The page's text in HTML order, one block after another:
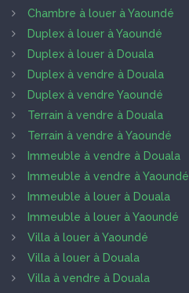
Chambre à louer à Yaoundé
Duplex à louer à Yaoundé
Duplex à louer à Douala
Duplex à vendre à Douala
Duplex à vendre Yaoundé
Terrain à vendre à Douala
Terrain à vendre à Yaoundé
Immeuble à vendre à Douala
Immeuble à vendre à Yaoundé
Immeuble à louer à Douala
Immeuble à louer à Yaoundé
Villa à louer à Yaoundé
Villa à louer à Douala
Villa à vendre à Douala